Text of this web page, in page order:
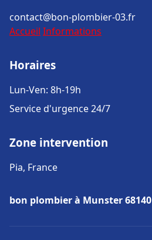
contact@bon-plombier-03.fr
Accueil Informations
Horaires
Lun-Ven: 8h-19h
Service d'urgence 24/7
Zone intervention
Pia, France
bon plombier à Munster 68140